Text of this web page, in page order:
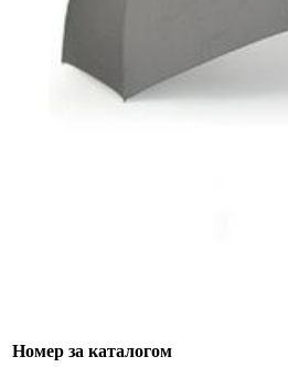
Номер за каталогом